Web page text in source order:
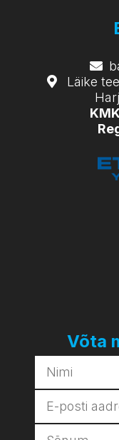
Läike
Võta